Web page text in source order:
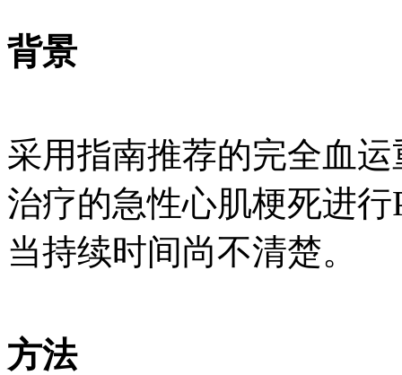
背景
采用指南推荐的完全血
治疗的急性心肌梗死进
当持续时间尚不清楚。
方法